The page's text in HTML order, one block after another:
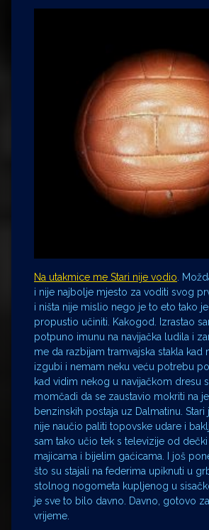
Na utakmice me Stari nije vodio .
i nije najbolje mjesto za voditi svog
i ništa nije mislio nego je to eto tako
propustio učiniti. Kakogod. Izrastao
potpuno imunu na navijačka ludila i
me da razbijam tramvajska stakla kad
izgubi i nemam neku veću potrebu
kad vidim nekog u navijačkom dresu
momčadi da se zaustavio mokriti na
benzinskih postaja uz Dalmatinu.
nije naučio paliti topovske udare i
sam tako učio tek s televizije od
majicama i bijelim gaćicama. I još
što su stajali na federima upiknuti u
stolnog nogometa kupljenog u
je sve to bilo davno. Davno, gotovo
vrijeme.